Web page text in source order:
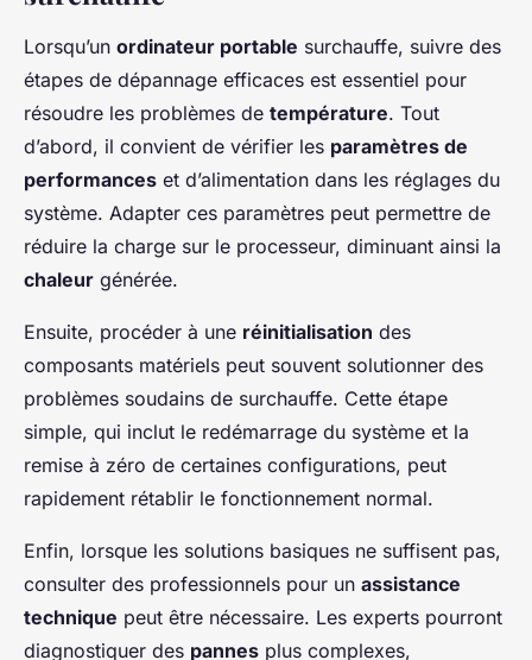
Lorsqu’un ordinateur portable surchauffe, suivre des
étapes de dépannage efficaces est essentiel pour
résoudre les problèmes de température. Tout
d’abord, il convient de vérifier les paramètres de
performances et d’alimentation dans les réglages du
système. Adapter ces paramètres peut permettre de
réduire la charge sur le processeur, diminuant ainsi la
chaleur générée.
Ensuite, procéder à une réinitialisation des
composants matériels peut souvent solutionner des
problèmes soudains de surchauffe. Cette étape
simple, qui inclut le redémarrage du système et la
remise à zéro de certaines configurations, peut
rapidement rétablir le fonctionnement normal.
Enfin, lorsque les solutions basiques ne suffisent pas,
consulter des professionnels pour un assistance
technique peut être nécessaire. Les experts pourront
diagnostiquer des pannes plus complexes,